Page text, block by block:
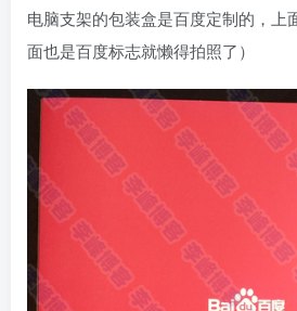
电脑支架的包装盒是百度定制的，上
面也是百度标志就懒得拍照了）